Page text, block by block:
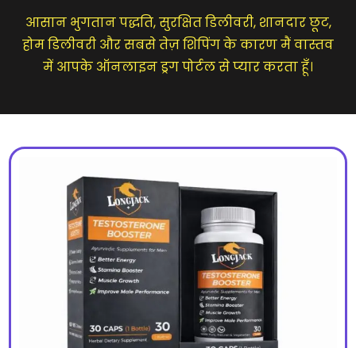
आसान भुगतान पद्धति, सुरक्षित डिलीवरी, शानदार छूट,
होम डिलीवरी और सबसे तेज़ शिपिंग के कारण मैं वास्तव
में आपके ऑनलाइन ड्रग पोर्टल से प्यार करता हूँ।